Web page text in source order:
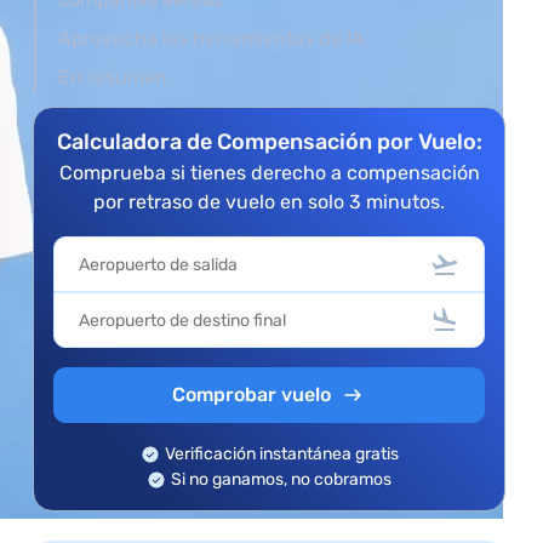
Aprovecha las herramientas de IA
En resumen
Calculadora de Compensación por Vuelo:
Comprueba si tienes derecho a compensación
por retraso de vuelo en solo 3 minutos.
Comprobar vuelo
Verificación instantánea gratis
Si no ganamos, no cobramos